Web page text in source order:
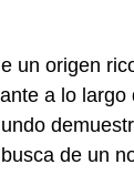
un origen
a lo
de un